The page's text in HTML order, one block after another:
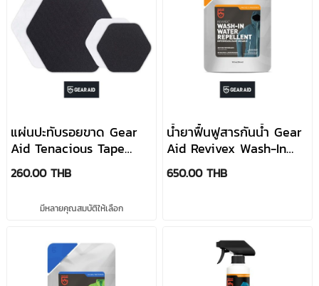
แผ่นปะทับรอยขาด Gear
Aid Tenacious Tape
Patches Hex มี2สี
260.00 THB
มีหลายคุณสมบัติให้เลือก
น้ำยาฟื้นฟูสารกันน้ำ Gear
Aid Revivex Wash-In
Water Repellent
650.00 THB